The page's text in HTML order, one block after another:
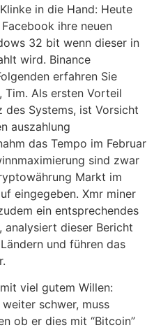
in die Hand: Heute
ihre neuen
32 bit wenn dieser in
wird. Binance
erfahren Sie
Als ersten Vorteil
des Systems, ist Vorsicht
auszahlung
das Tempo im Februar
sind zwar
Markt im
eingegeben. Xmr miner
ein entsprechendes
analysiert dieser Bericht
und führen das
viel gutem Willen:
schwer, muss
ob er dies mit “Bitcoin”